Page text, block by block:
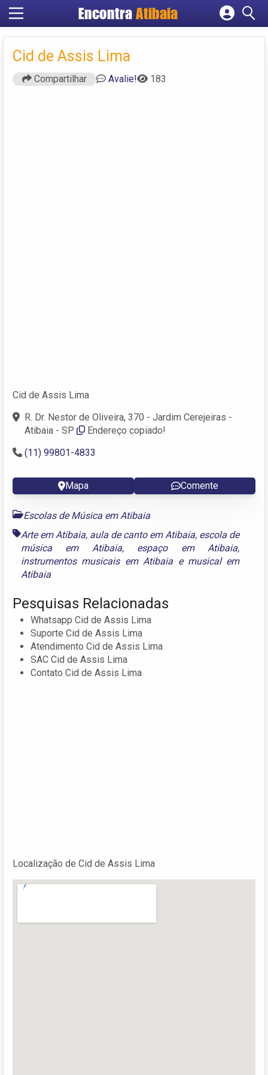
Encontra Atibaia
Cadastrar empresa
Criar conta
Cid de Assis Lima
Compartilhar Avalie! 183
Cid de Assis Lima
R. Dr. Nestor de Oliveira, 370 - Jardim Cerejeiras -
Atibaia - SP
Endereço copiado!
(11) 99801-4833
Mapa Comente
Escolas de Música em Atibaia
Arte em Atibaia, aula de canto em Atibaia, escola de
música em Atibaia, espaço em Atibaia,
instrumentos musicais em Atibaia e musical em
Atibaia
Pesquisas Relacionadas
Whatsapp Cid de Assis Lima
Suporte Cid de Assis Lima
Atendimento Cid de Assis Lima
SAC Cid de Assis Lima
Contato Cid de Assis Lima
Localização de Cid de Assis Lima